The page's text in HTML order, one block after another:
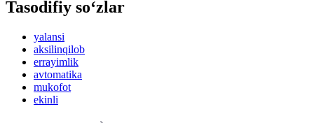
Tasodifiy so‘zlar
yalansi
aksilinqilob
errayimlik
avtomatika
mukofot
ekinli